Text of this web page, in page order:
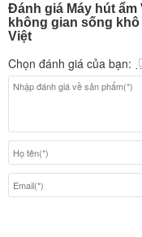
Đánh giá Máy hút ẩm
không gian sống
Việt
Chọn đánh giá của bạn: